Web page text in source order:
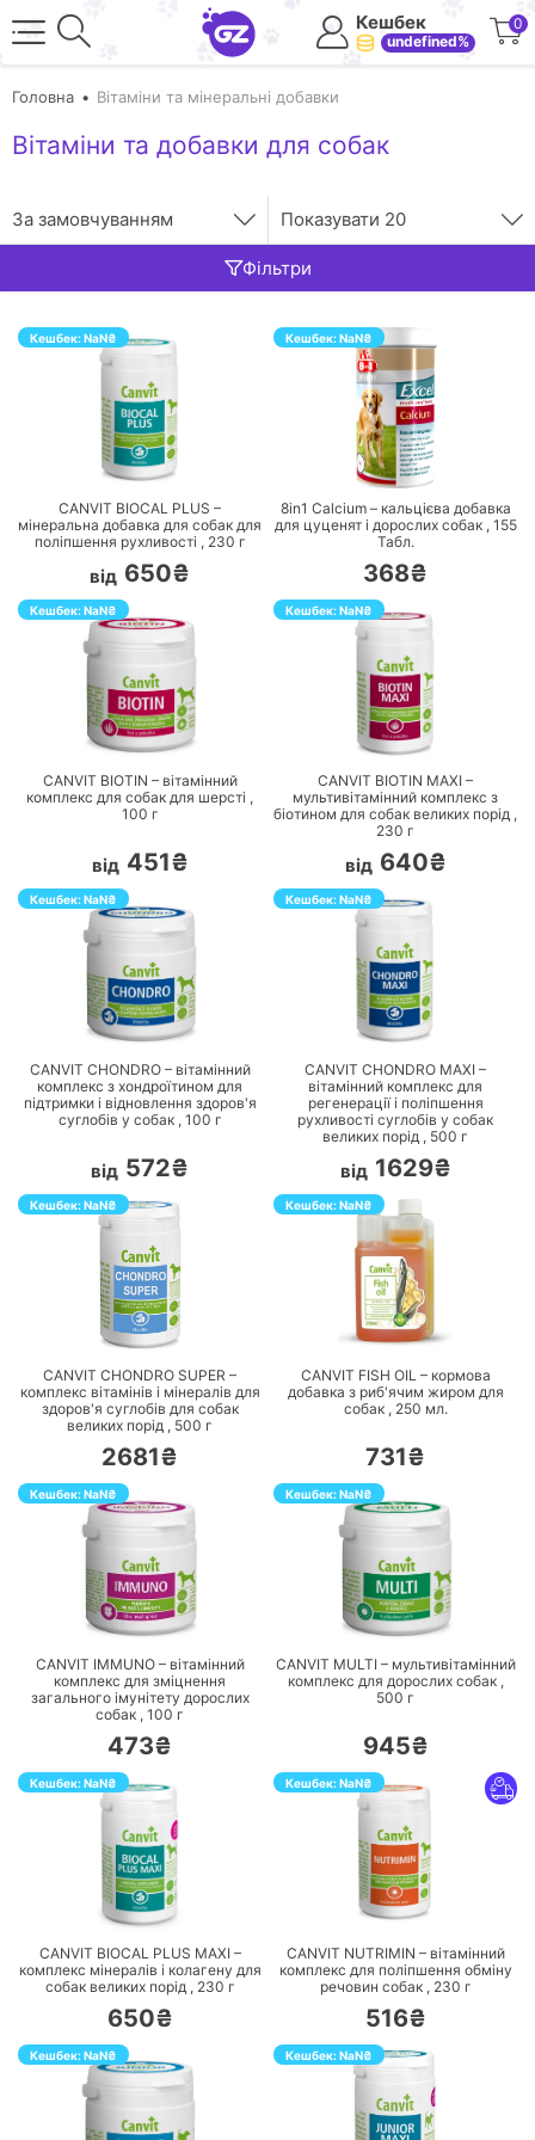
Кешбек
undefined%
0
Головна Вітаміни та мінеральні добавки
Вітаміни та добавки для собак
За замовчуванням Показувати 20
Фільтри
Кешбек:NaN₴
ПЕРЕЙТИ
CANVIT BIOCAL PLUS –
мінеральна добавка для собак для
поліпшення рухливості , 230 г
від 650₴
Кешбек:NaN₴
ПЕРЕЙТИ
8in1 Calcium – кальцієва добавка
для цуценят і дорослих собак , 155
Табл.
368₴
Кешбек:NaN₴
ПЕРЕЙТИ
CANVIT BIOTIN – вітамінний
комплекс для собак для шерсті ,
100 г
від 451₴
Кешбек:NaN₴
ПЕРЕЙТИ
CANVIT BIOTIN MAXI –
мультивітамінний комплекс з
біотином для собак великих порід ,
230 г
від 640₴
Кешбек:NaN₴
ПЕРЕЙТИ
CANVIT CHONDRO – вітамінний
комплекс з хондроїтином для
підтримки і відновлення здоров'я
суглобів у собак , 100 г
від 572₴
Кешбек:NaN₴
ПЕРЕЙТИ
CANVIT CHONDRO MAXI –
вітамінний комплекс для
регенерації і поліпшення
рухливості суглобів у собак
великих порід , 500 г
від 1629₴
Кешбек:NaN₴
ПЕРЕЙТИ
CANVIT CHONDRO SUPER –
комплекс вітамінів і мінералів для
здоров'я суглобів для собак
великих порід , 500 г
2681₴
Кешбек:NaN₴
ПЕРЕЙТИ
CANVIT FISH OIL – кормова
добавка з риб'ячим жиром для
собак , 250 мл.
731₴
Кешбек:NaN₴
ПЕРЕЙТИ
CANVIT IMMUNO – вітамінний
комплекс для зміцнення
загального імунітету дорослих
собак , 100 г
473₴
Кешбек:NaN₴
ПЕРЕЙТИ
CANVIT MULTI – мультивітамінний
комплекс для дорослих собак ,
500 г
945₴
Кешбек:NaN₴
ПЕРЕЙТИ
CANVIT BIOCAL PLUS MAXI –
комплекс мінералів і колагену для
собак великих порід , 230 г
650₴
Кешбек:NaN₴
ПЕРЕЙТИ
CANVIT NUTRIMIN – вітамінний
комплекс для поліпшення обміну
речовин собак , 230 г
516₴
Кешбек:NaN₴ Кешбек:NaN₴